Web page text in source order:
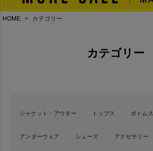
HOME カテゴリー
カテゴリー
ジャケット・アウター トップス ボトムス
アンダーウェア シューズ アクセサリー